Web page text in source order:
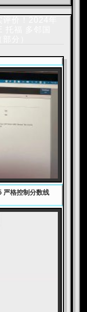
严格控制分数线